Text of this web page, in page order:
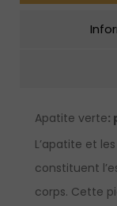
Apatite verte:
L’apatite et
constituent
corps. Cette